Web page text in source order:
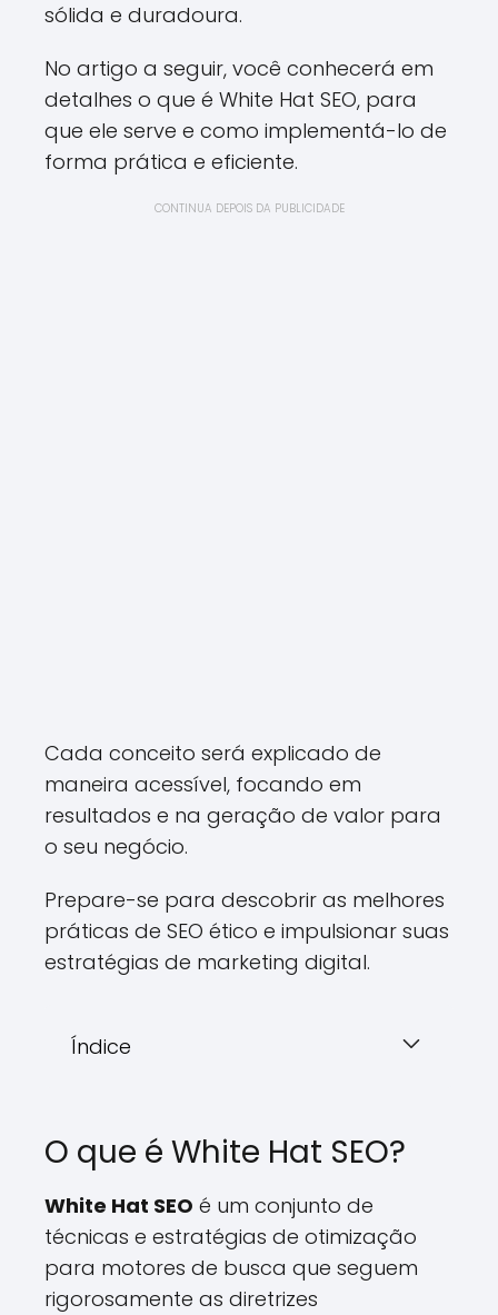
sólida e duradoura.
No artigo a seguir, você conhecerá em
detalhes o que é White Hat SEO, para
que ele serve e como implementá-lo de
forma prática e eficiente.
CONTINUA DEPOIS DA PUBLICIDADE
Cada conceito será explicado de
maneira acessível, focando em
resultados e na geração de valor para
o seu negócio.
Prepare-se para descobrir as melhores
práticas de SEO ético e impulsionar suas
estratégias de marketing digital.
Índice
O que é White Hat SEO?
White Hat SEO é um conjunto de
técnicas e estratégias de otimização
para motores de busca que seguem
rigorosamente as diretrizes